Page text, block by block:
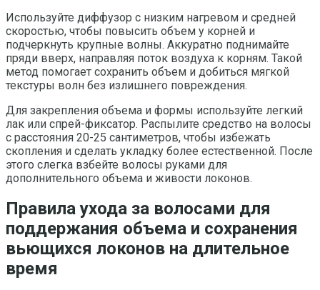
Используйте диффузор с низким нагревом и средней
скоростью, чтобы повысить объем у корней и
подчеркнуть крупные волны. Аккуратно поднимайте
пряди вверх, направляя поток воздуха к корням. Такой
метод помогает сохранить объем и добиться мягкой
текстуры волн без излишнего повреждения.
Для закрепления объема и формы используйте легкий
лак или спрей-фиксатор. Распылите средство на волосы
с расстояния 20-25 сантиметров, чтобы избежать
скопления и сделать укладку более естественной. После
этого слегка взбейте волосы руками для
дополнительного объема и живости локонов.
Правила ухода за волосами для
поддержания объема и сохранения
вьющихся локонов на длительное
время